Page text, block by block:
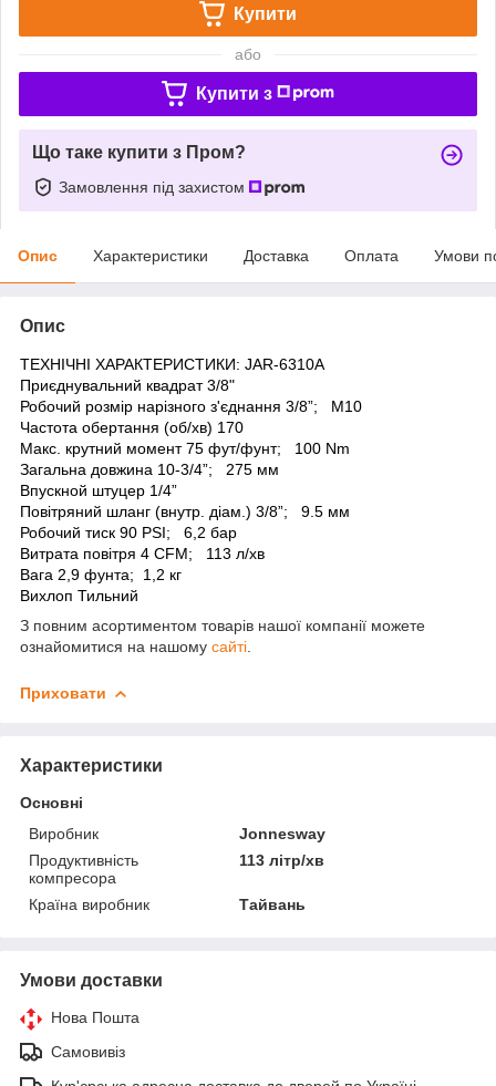
Купити
або
Купити з
Що таке купити з Пром?
Замовлення під захистом
Опис Характеристики Доставка Оплата Умови
Опис
ТЕХНІЧНІ ХАРАКТЕРИСТИКИ: JAR-6310A
Приєднувальний квадрат 3/8"
Робочий розмір нарізного з'єднання 3/8”; M10
Частота обертання (об/хв) 170
Макс. крутний момент 75 фут/фунт; 100 Nm
Загальна довжина 10-3/4”; 275 мм
Впускной штуцер 1/4”
Повітряний шланг (внутр. діам.) 3/8”; 9.5 мм
Робочий тиск 90 PSI; 6,2 бар
Витрата повітря 4 CFM; 113 л/хв
Вага 2,9 фунта; 1,2 кг
Вихлоп Тильний
З повним асортиментом товарів нашої компанії можете
ознайомитися на нашому сайті
Приховати
Характеристики
Основні
Виробник
Jonnesway
Продуктивність
компресора
113 літр/хв
Країна виробник Тайвань
Умови доставки
Нова Пошта
Самовивіз